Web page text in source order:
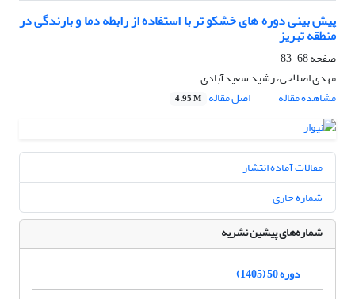
پیش بینی دوره های خشکو تر با استفاده از رابطه دما و بارندگی در
منطقه تبریز
صفحه68-83
مهدی اصلاحی، رشید سعیدآبادی
مشاهده مقاله
اصل مقاله 4.95 M
مقالات آماده انتشار
شماره جاری
شماره‌های پیشین نشریه
دوره 50 (1405)